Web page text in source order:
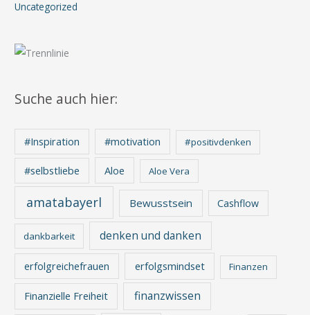
Uncategorized
Suche auch hier:
#Inspiration #motivation #positivdenken
#selbstliebe Aloe Aloe Vera
amatabayerl Bewusstsein Cashflow
dankbarkeit denken und danken
erfolgreichefrauen erfolgsmindset Finanzen
Finanzielle Freiheit finanzwissen